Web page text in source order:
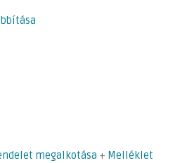
megalkotása + Melléklet